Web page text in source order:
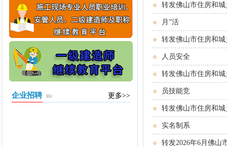
企业招聘 Hr 更多>>
转发佛山市住房和
月”活
转发佛山市住房和
人员安全
转发佛山市住房和
员技能竞
转发佛山市住房和
实名制系
转发2026年6月佛山